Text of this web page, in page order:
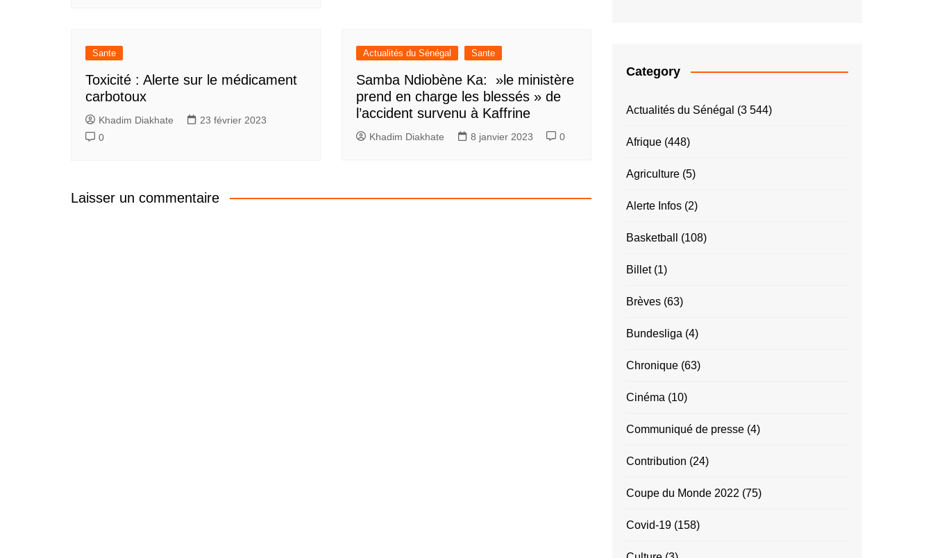
Sante
Toxicité : Alerte sur le médicament
carbotoux
Khadim Diakhate
23 février 2023
0
Actualités du Sénégal Sante
Samba Ndiobène Ka: »le ministère
prend en charge les blessés » de
l’accident survenu à Kaffrine
Khadim Diakhate 8 janvier 2023 0
Laisser un commentaire
Category
Actualités du Sénégal (3 544)
Afrique (448)
Agriculture (5)
Alerte Infos (2)
Basketball (108)
Billet(1)
Brèves (63)
Bundesliga (4)
Chronique (63)
Cinéma (10)
Communiqué de presse (4)
Contribution (24)
Coupe du Monde 2022 (75)
Covid-19 (158)